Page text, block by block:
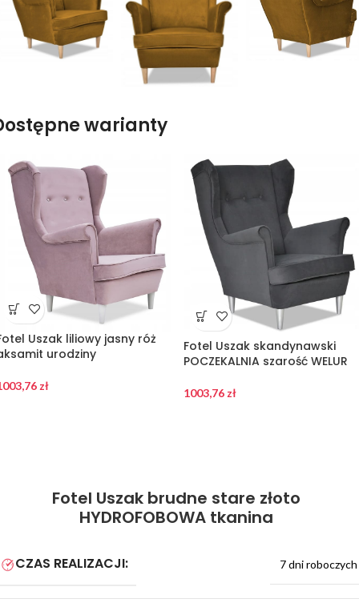
warianty
Uszak liliowy jasny róż
urodziny
zł
Fotel Uszak skandynawski
POCZEKALNIA szarość WELUR
1003,76 zł
Fotel Uszak brudne stare złoto
HYDROFOBOWA tkanina
CZAS REALIZACJI: 7 dni roboczych